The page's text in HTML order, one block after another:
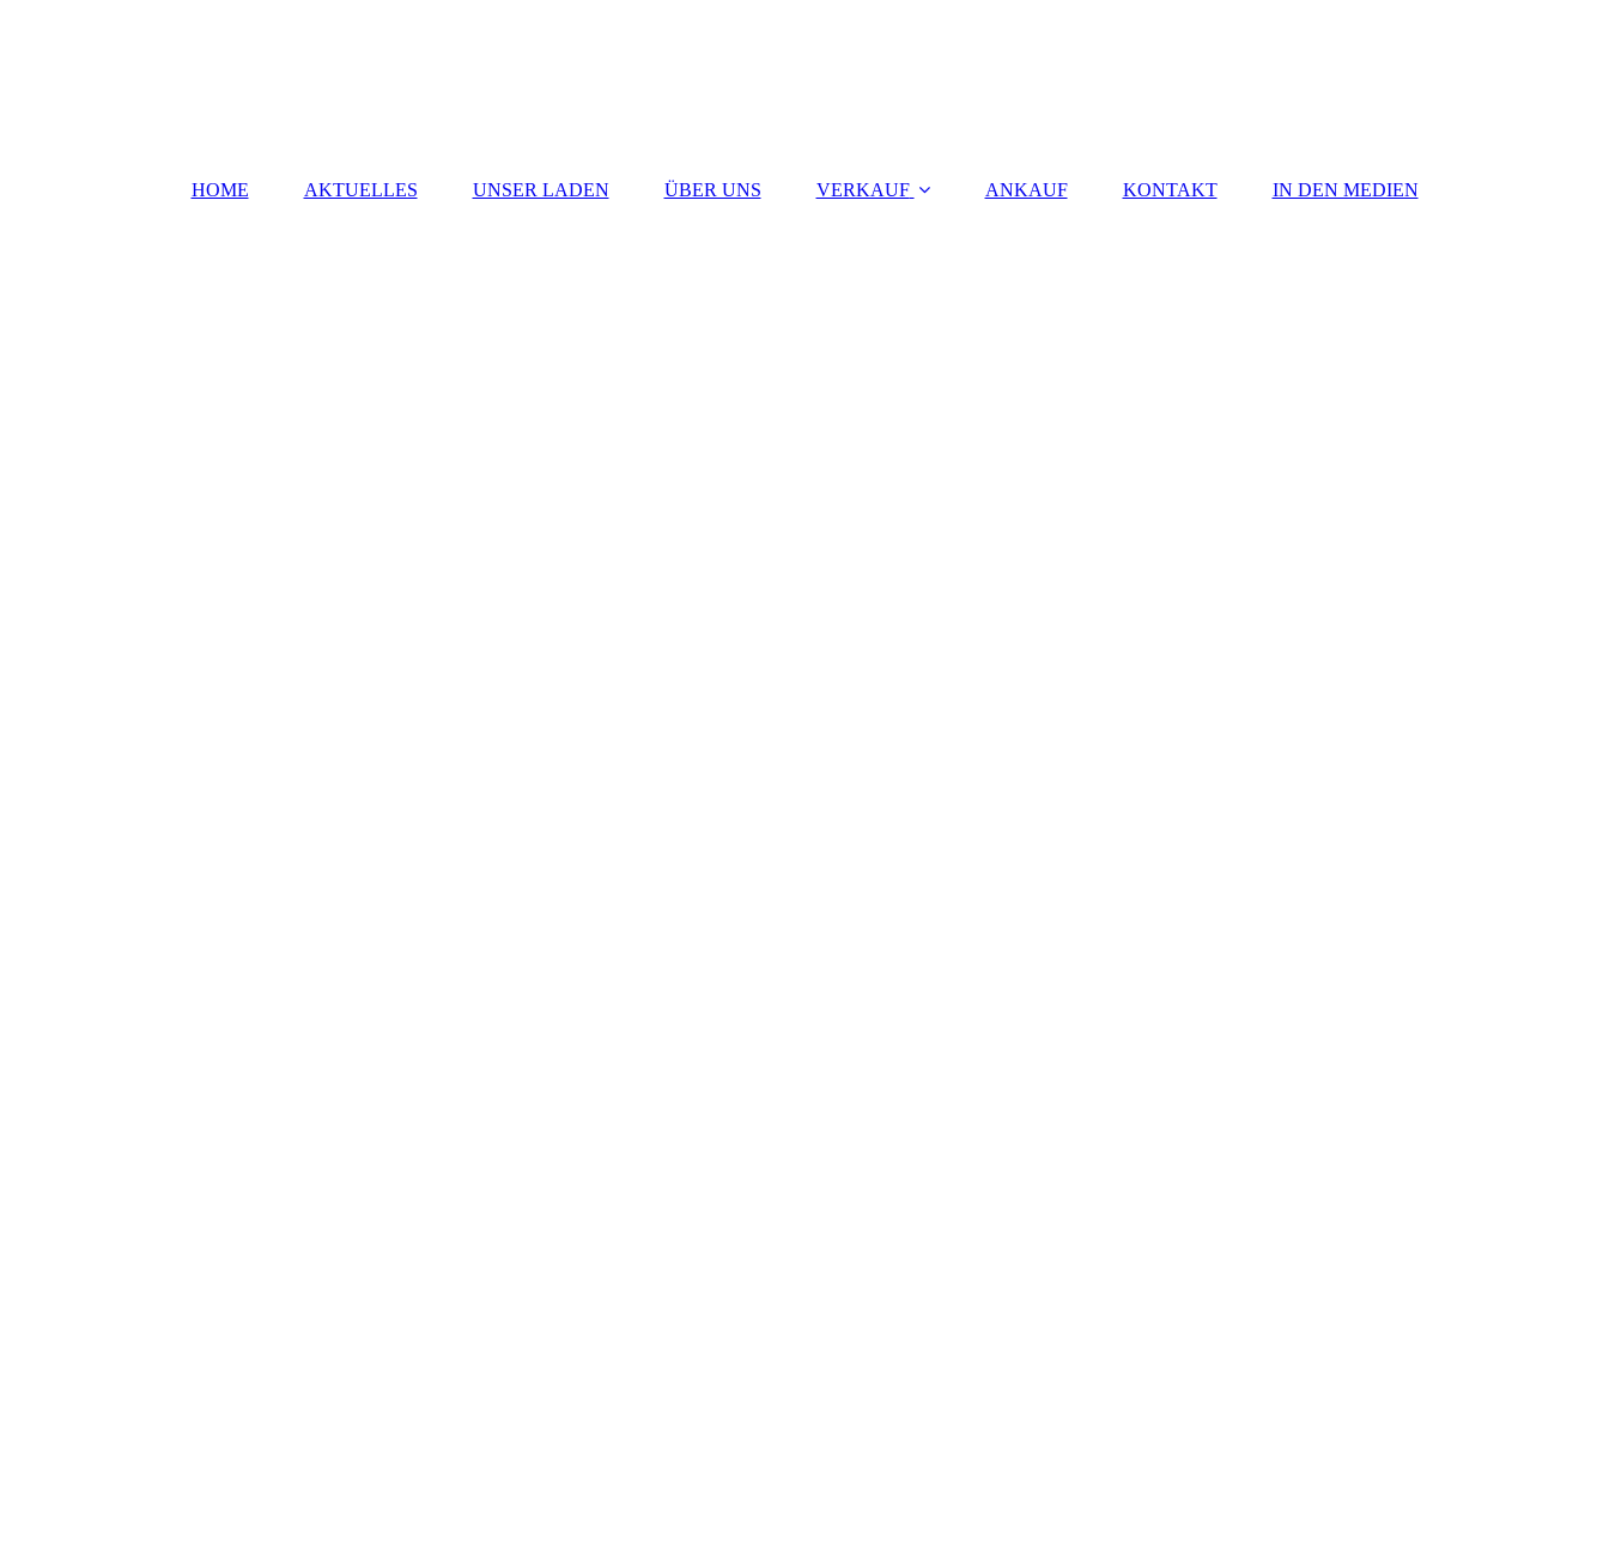
HOME AKTUELLES UNSER LADEN ÜBER UNS VERKAUF ANKAUF KONTAKT IN DEN MEDIEN